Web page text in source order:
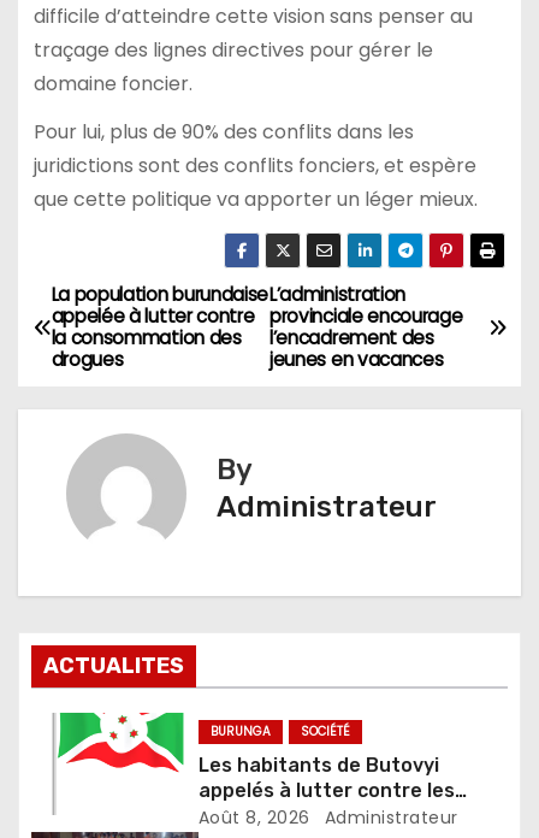
difficile d’atteindre cette vision sans penser au
traçage des lignes directives pour gérer le
domaine foncier.
Pour lui, plus de 90% des conflits dans les
juridictions sont des conflits fonciers, et espère
que cette politique va apporter un léger mieux.
Navigation
de
l’article
L’administration
provinciale encourage
l’encadrement des
jeunes en vacances
La population burundaise
appelée à lutter contre
la consommation des
drogues
By
Administrateur
ACTUALITES
BURUNGA SOCIÉTÉ
Les habitants de Butovyi
appelés à lutter contre les
stupéfiants et les accusations
Août 8, 2026 Administrateur